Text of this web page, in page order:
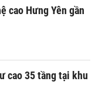
cao Hưng Yên gần
cao 35 tầng tại khu